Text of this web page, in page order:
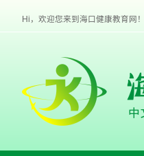
进
人
Hi，欢迎您来到海口健康教育网！